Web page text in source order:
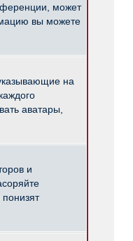
может
вы можете
на
аватары,
и